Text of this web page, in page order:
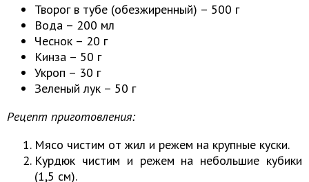
Творог в тубе (обезжиренный) – 500 г
Вода – 200 мл
Чеснок – 20 г
Кинза – 50 г
Укроп – 30 г
Зеленый лук – 50 г
Рецепт приготовления:
Мясо чистим от жил и режем на крупные куски.
Курдюк чистим и режем на небольшие кубики
(1,5 см).